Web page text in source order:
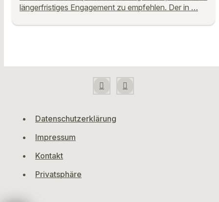
längerfristiges Engagement zu empfehlen. Der in …
Datenschutzerklärung
Impressum
Kontakt
Privatsphäre